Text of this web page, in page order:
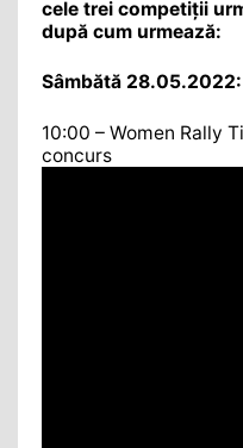
cele trei competiții
după cum urmează:
Sâmbătă 28.05.2022:
10:00 – Women Rally
concurs